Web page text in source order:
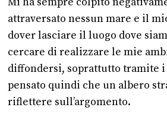
attraversato nessun mare e il
dover lasciare il luogo dove
cercare di realizzare le mie
diffondersi, soprattutto tramite i
pensato quindi che un albero
riflettere sull’argomento.